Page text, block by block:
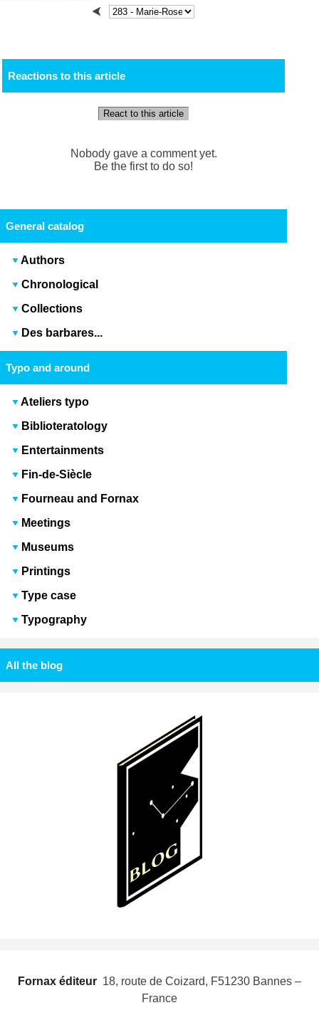
Reactions to this article
React to this article
Nobody gave a comment yet.
Be the first to do so!
General catalog
Authors
Chronological
Collections
Des barbares...
Typo and around
Ateliers typo
Biblioteratology
Entertainments
Fin-de-Siècle
Fourneau and Fornax
Meetings
Museums
Printings
Type case
Typography
All the blog
Fornax éditeur  18, route de Coizard, F51230 Bannes –
France